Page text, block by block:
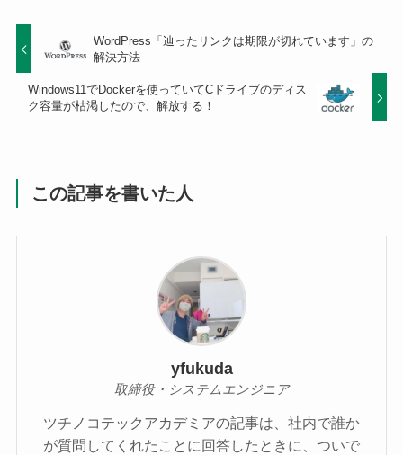
WordPress「辿ったリンクは期限が切れています」の
解決方法
Windows11でDockerを使っていてCドライブのディス
ク容量が枯渇したので、解放する！
この記事を書いた人
yfukuda
取締役・システムエンジニア
ツチノコテックアカデミアの記事は、社内で誰か
が質問してくれたことに回答したときに、ついで